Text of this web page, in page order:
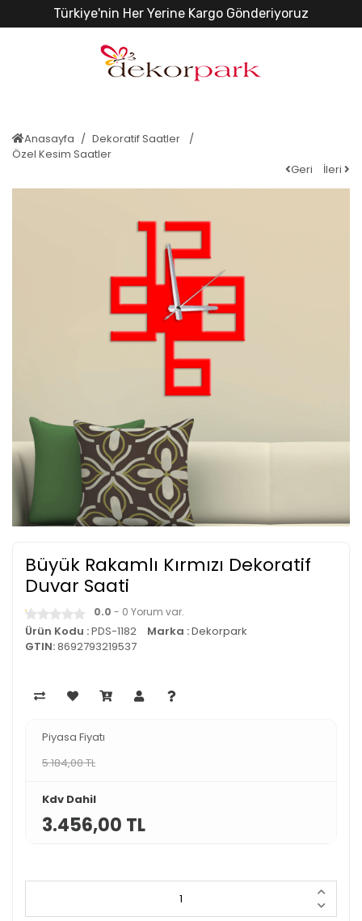
Türkiye'nin Her Yerine Kargo Gönderiyoruz
Anasayfa
Dekoratif Saatler
Özel Kesim Saatler
Geri
İleri
Büyük Rakamlı Kırmızı Dekoratif
Duvar Saati
0.0 - 0 Yorum var.
Ürün Kodu :PDS-1182 Marka :Dekorpark
GTIN:8692793219537
Piyasa Fiyatı
5.184,00 TL
Kdv Dahil
3.456,00 TL